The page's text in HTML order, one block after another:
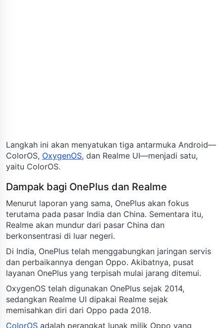
Langkah ini akan menyatukan tiga antarmuka Android—
ColorOS, OxygenOS, dan Realme UI—menjadi satu,
yaitu ColorOS.
Dampak bagi OnePlus dan Realme
Menurut laporan yang sama, OnePlus akan fokus
terutama pada pasar India dan China. Sementara itu,
Realme akan mundur dari pasar China dan
berkonsentrasi di luar negeri.
Di India, OnePlus telah menggabungkan jaringan servis
dan perbaikannya dengan Oppo. Akibatnya, pusat
layanan OnePlus yang terpisah mulai jarang ditemui.
OxygenOS telah digunakan OnePlus sejak 2014,
sedangkan Realme UI dipakai Realme sejak
memisahkan diri dari Oppo pada 2018.
ColorOS adalah perangkat lunak milik Oppo yang